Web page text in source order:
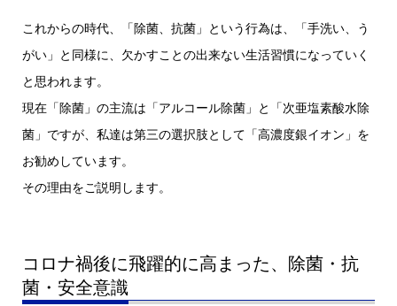
これからの時代、「除菌、抗菌」という行為は、「手洗い、う
がい」と同様に、欠かすことの出来ない生活習慣になっていく
と思われます。
現在「除菌」の主流は「アルコール除菌」と「次亜塩素酸水除
菌」ですが、私達は第三の選択肢として「高濃度銀イオン」を
お勧めしています。
その理由をご説明します。
コロナ禍後に飛躍的に高まった、除菌・抗
菌・安全意識